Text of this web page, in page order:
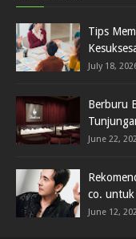
Tips
July 18,
Berburu
June 22,
co. untuk
June 12,